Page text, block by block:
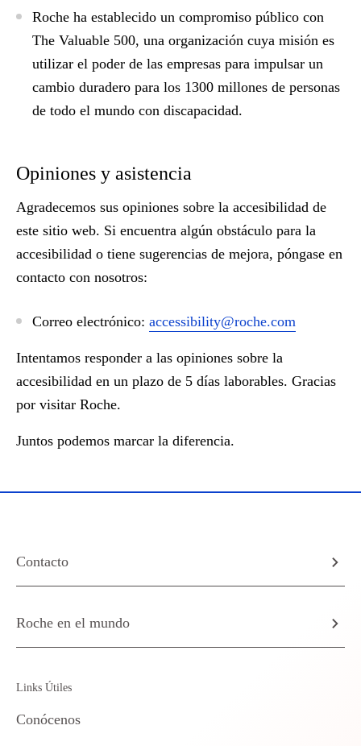
Roche ha establecido un compromiso público con
The Valuable 500, una organización cuya misión es
utilizar el poder de las empresas para impulsar un
cambio duradero para los 1300 millones de personas
de todo el mundo con discapacidad.
Opiniones y asistencia
Agradecemos sus opiniones sobre la accesibilidad de
este sitio web. Si encuentra algún obstáculo para la
accesibilidad o tiene sugerencias de mejora, póngase en
contacto con nosotros:
Correo electrónico: accessibility@roche.com
Intentamos responder a las opiniones sobre la
accesibilidad en un plazo de 5 días laborables. Gracias
por visitar Roche.
Juntos podemos marcar la diferencia.
Contacto
Roche en el mundo
Links Útiles
Conócenos